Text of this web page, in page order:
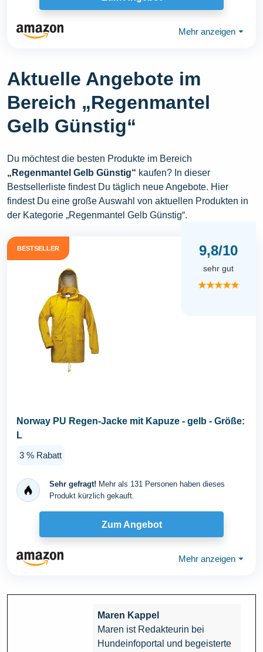
Mehr anzeigen ⏷
Aktuelle Angebote im
Bereich „Regenmantel
Gelb Günstig“
Du möchtest die besten Produkte im Bereich
„Regenmantel Gelb Günstig“ kaufen? In dieser
Bestsellerliste findest Du täglich neue Angebote. Hier
findest Du eine große Auswahl von aktuellen Produkten in
der Kategorie „Regenmantel Gelb Günstig“.
BESTSELLER 9,8/10
sehr gut
★★★★★
Norway PU Regen-Jacke mit Kapuze - gelb - Größe:
L
3 % Rabatt
Sehr gefragt! Mehr als 131 Personen haben dieses
Produkt kürzlich gekauft.
Zum Angebot
Mehr anzeigen ⏷
Maren Kappel
Maren ist Redakteurin bei
Hundeinfoportal und begeisterte